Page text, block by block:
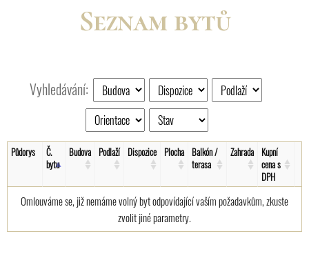
Seznam bytů
Vyhledávání:
Půdorys
Č.
bytu
Budova Podlaží Dispozice Plocha Balkón /
terasa
Zahrada Kupní
cena s
DPH
Omlouváme se, již nemáme volný byt odpovídající vaším požadavkům, zkuste
zvolit jiné parametry.